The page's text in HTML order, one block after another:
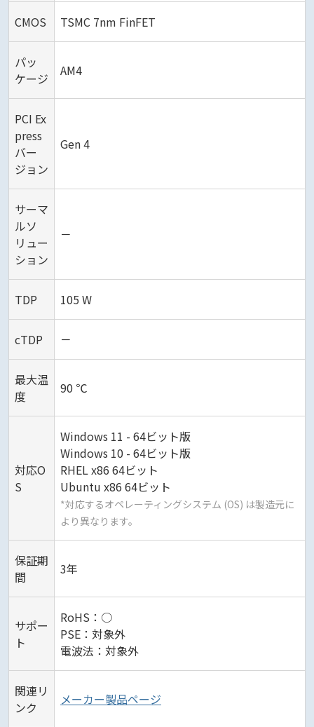
CMOS TSMC 7nm FinFET
パッ
ケージ
AM4
PCI Ex
press
バー
ジョン
Gen 4
サーマ
ルソ
リュー
ション
－
TDP 105 W
cTDP －
最大温
度
90 ℃
対応O
S
Windows 11 - 64ビット版
Windows 10 - 64ビット版
RHEL x86 64ビット
Ubuntu x86 64ビット
*対応するオペレーティングシステム (OS) は製造元に
より異なります。
保証期
間
3年
サポー
ト
RoHS：○
PSE：対象外
電波法：対象外
関連リ
ンク
メーカー製品ページ